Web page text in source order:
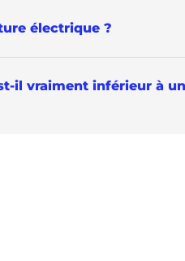
électrique ?
il vraiment inférieur à